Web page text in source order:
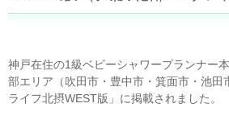
神戸在住の1級ベビーシャワープランナー
部エリア（吹田市・豊中市・箕面市・池田
ライフ北摂WEST版」に掲載されました。